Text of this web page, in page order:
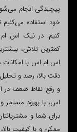
پیچیدگی انجام
خود استفاده
کمترین تلاش،
اس ام اس با امکانات
دقت بالا، رصد و
و رفع نقاط ضعف در
اس، با بهبود مستمر
برای شما و
ممکن و با کیفیت